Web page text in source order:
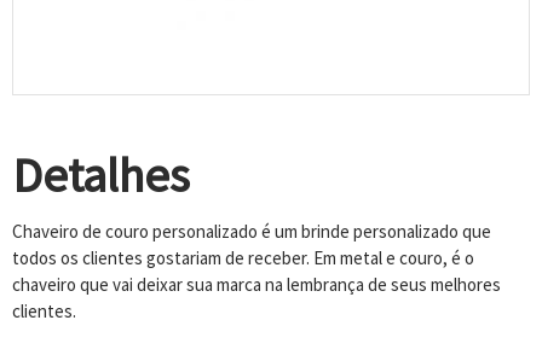
Detalhes
Chaveiro de couro personalizado é um brinde personalizado que
todos os clientes gostariam de receber. Em metal e couro, é o
chaveiro que vai deixar sua marca na lembrança de seus melhores
clientes.